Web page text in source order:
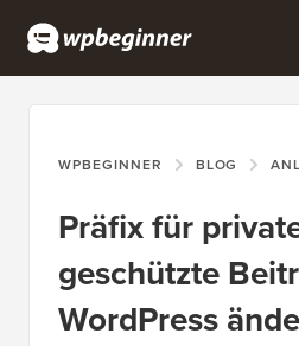
WPBEGINNER BLOG
Präfix für
geschützte
WordPress